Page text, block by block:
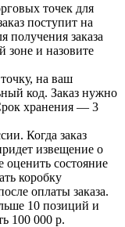
точек для
поступит на
получения заказа
зоне и назовите
на ваш
код. Заказ нужно
хранения — 3
Когда заказ
извещение о
состояние
коробку
оплаты заказа.
10 позиций и
100 000 р.